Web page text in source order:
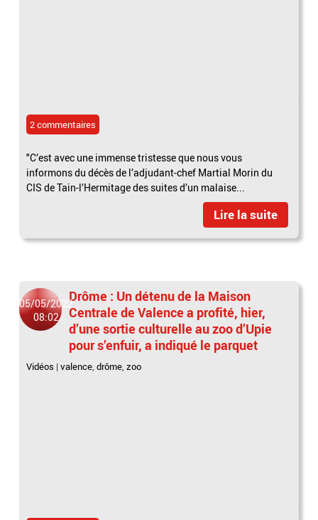
2 commentaires
"C’est avec une immense tristesse que nous vous
informons du décès de l’adjudant-chef Martial Morin du
CIS de Tain-l’Hermitage des suites d’un malaise...
Lire la suite
05/05/2022
08:02
Drôme : Un détenu de la Maison
Centrale de Valence a profité, hier,
d’une sortie culturelle au zoo d’Upie
pour s’enfuir, a indiqué le parquet
Vidéos |valence,drôme,zoo